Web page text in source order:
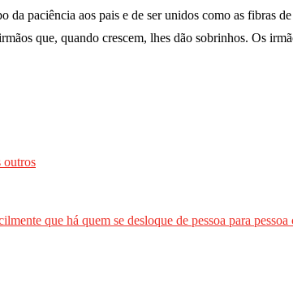
da paciência aos pais e de ser unidos como as fibras
que, quando crescem, lhes dão sobrinhos. Os
outros
que há quem se desloque de pessoa para